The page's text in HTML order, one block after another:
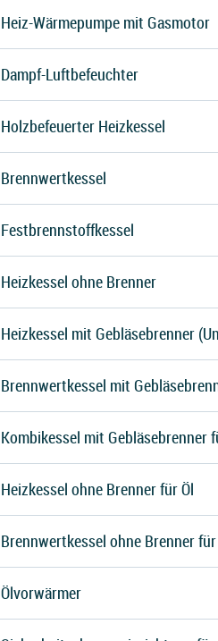
Heiz-Wärmepumpe mit Gasmotor
Dampf-Luftbefeuchter
Holzbefeuerter Heizkessel
Brennwertkessel
Festbrennstoffkessel
Heizkessel ohne Brenner
Heizkessel mit Gebläsebrenner
Brennwertkessel mit
Kombikessel mit Gebläsebrenner
Heizkessel ohne Brenner für Öl
Brennwertkessel ohne Brenner für
Ölvorwärmer